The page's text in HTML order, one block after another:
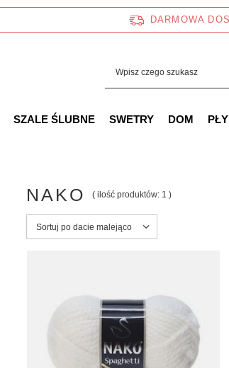
DARMOWA
SZALE ŚLUBNE SWETRY DOM
NAKO ( ilość produktów: 1 )
Zmień sortowanie
Sortuj po dacie malejąco